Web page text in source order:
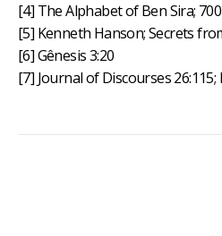
[4] The Alphabet of Ben Sira; 700
[5] Kenneth Hanson; Secrets
[6] Gênesis 3:20
[7] Journal of Discourses 26:115;